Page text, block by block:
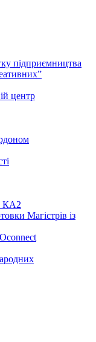
підприємництва
центр
КА2
Магістрів із